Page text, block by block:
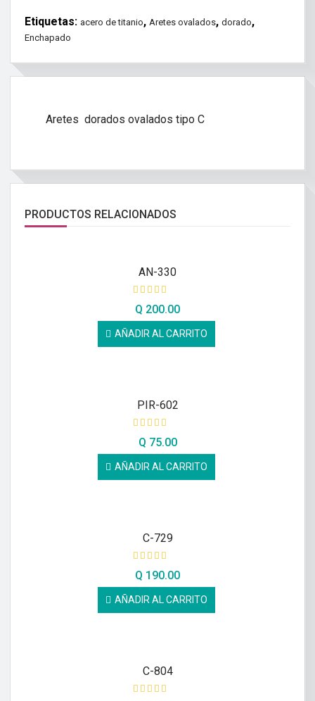
Etiquetas: acero de titanio, Aretes ovalados, dorado,
Enchapado
Aretes dorados ovalados tipo C
PRODUCTOS RELACIONADOS
AN-330
Q 200.00
AÑADIR AL CARRITO
PIR-602
Q 75.00
AÑADIR AL CARRITO
C-729
Q 190.00
AÑADIR AL CARRITO
C-804